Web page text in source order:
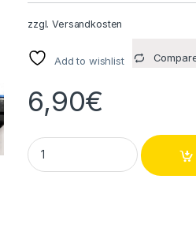
zzgl.Versandkosten
Add to wishlist
6,90€
Festo Y-Steckverbindung